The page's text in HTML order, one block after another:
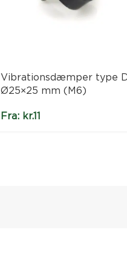
Vibrationsdæmper type
Ø25×25 mm (M6)
Fra: kr.11